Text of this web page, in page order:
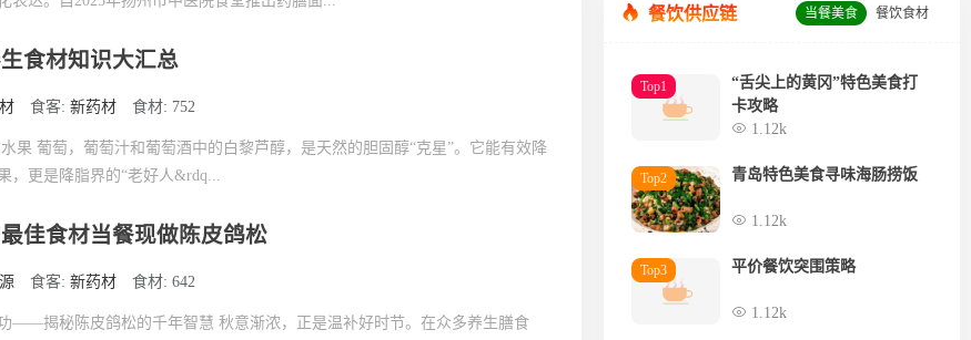
食材知识大汇总
食客: 新药材 食材: 752
果 葡萄，葡萄汁和葡萄酒中的白黎芦醇，是天然的胆固醇“克星”。它能有效降
更是降脂界的“老好人&rdq...
佳食材当餐现做陈皮鸽松
食客: 新药材 食材: 642
——揭秘陈皮鸽松的千年智慧 秋意渐浓，正是温补好时节。在众多养生膳食
餐饮供应链 当餐美食 餐饮食材
Top1
“舌尖上的黄冈”特色美食打
卡攻略
1.12k
Top2 青岛特色美食寻味海肠捞饭
1.12k
Top3 平价餐饮突围策略
1.12k